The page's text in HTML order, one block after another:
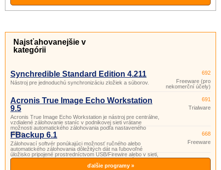
Najsťahovanejšie v
kategórii
Synchredible Standard Edition 4.211
Nástroj pre jednoduchú synchronizáciu zložiek a súborov.
692
Freeware (pro
nekomerční účely)
Acronis True Image Echo Workstation
9.5
Acronis True Image Echo Workstation je nástroj pre centrálne,
vzdialené zálohovanie staníc v podnikovej sieti vrátane
možnosti automatického zálohovania podľa nastaveného
plánu.
691
Trialware
FBackup 6.1
Zálohovací softvér ponúkajúci možnosť ručného alebo
automatického zálohovania dôležitých dát na ľubovoľné
úložisko pripojené prostredníctvom USB/Firewire alebo v sieti,
v komprimovanej podobe alebo formou identickej kópie.
668
Freeware
ďalšie programy »